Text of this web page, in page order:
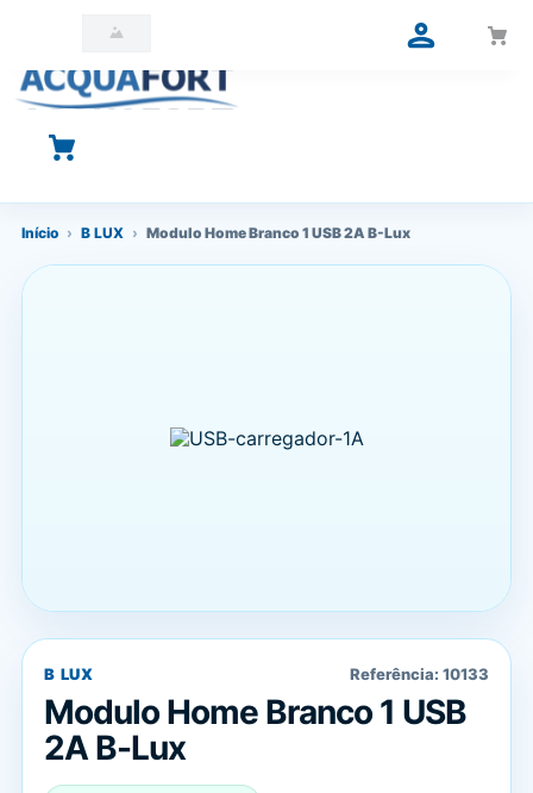
O que você está procurando?
Início › B LUX › Modulo Home Branco 1 USB 2A B-Lux
B LUX Referência: 10133
Modulo Home Branco 1 USB
2A B-Lux